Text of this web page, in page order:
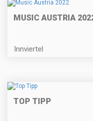
MUSIC AUSTRIA
Innviertel
TOP TIPP